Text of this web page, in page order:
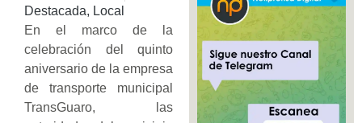
Destacada, Local
En el marco de la
celebración del quinto
aniversario de la empresa
de transporte municipal
TransGuaro, las